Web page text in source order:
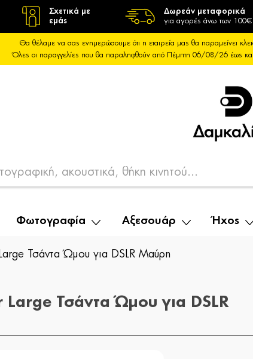
Σχετικά με
εμάς
Δωρεάν μεταφορικά
για αγορές άνω των 100€
Θα θέλαμε να σας ενημερώσουμε ότι η εταιρεία μας θα
Όλες οι παραγγελίες που θα παραληφθούν από Πέμπτη 06/08/26 έως
Φωτογραφία Αξεσουάρ Ήχος
Τσάντα Ώμου για DSLR Μαύρη
Large Τσάντα Ώμου για DSLR